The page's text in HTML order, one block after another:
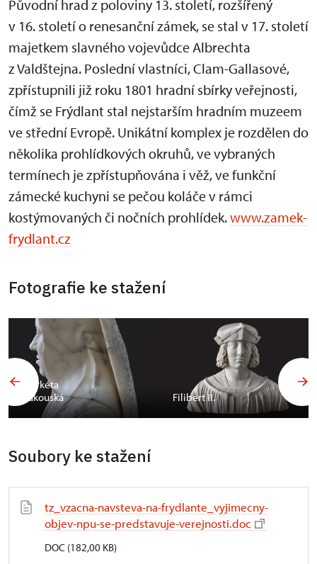
Původní hrad z poloviny 13. století, rozšířený
v 16. století o renesanční zámek, se stal v 17. století
majetkem slavného vojevůdce Albrechta
z Valdštejna. Poslední vlastníci, Clam-Gallasové,
zpřístupnili již roku 1801 hradní sbírky veřejnosti,
čímž se Frýdlant stal nejstarším hradním muzeem
ve střední Evropě. Unikátní komplex je rozdělen do
několika prohlídkových okruhů, ve vybraných
termínech je zpřístupňována i věž, ve funkční
zámecké kuchyni se pečou koláče v rámci
kostýmovaných či nočních prohlídek.www.zamek-
frydlant.cz
Fotografie ke stažení
Markéta
Rakouská
Filibert II.
Soubory ke stažení
tz_vzacna-navsteva-na-frydlante_vyjimecny-
objev-npu-se-predstavuje-verejnosti.doc
DOC (182,00 KB)